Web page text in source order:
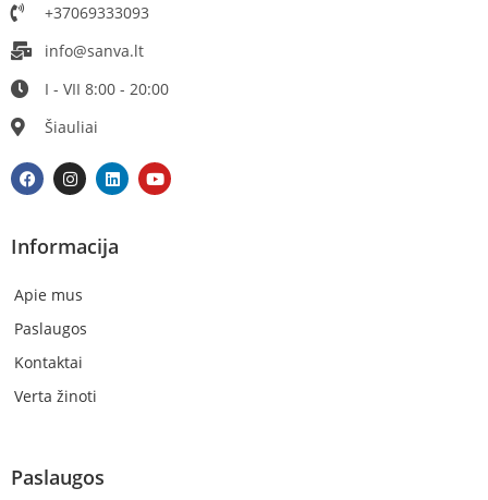
+37069333093
info@sanva.lt
I - VII 8:00 - 20:00
Šiauliai
Informacija
Apie mus
Paslaugos
Kontaktai
Verta žinoti
Paslaugos